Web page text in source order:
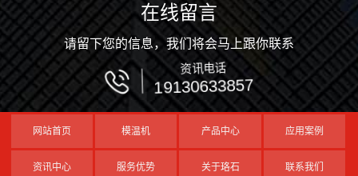
在线留言
请留下您的信息，我们将会马上跟你联系
资讯电话
19130633857
网站首页 模温机 产品中心 应用案例
资讯中心 服务优势 关于珞石 联系我们